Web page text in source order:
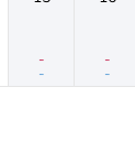
-
-
-
-